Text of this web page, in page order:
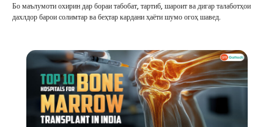
Бо маълумоти охирин дар бораи табобат, тартиб, шароит ва дигар талаботҳои
дахлдор барои солимтар ва беҳтар кардани ҳаёти шумо огоҳ шавед.